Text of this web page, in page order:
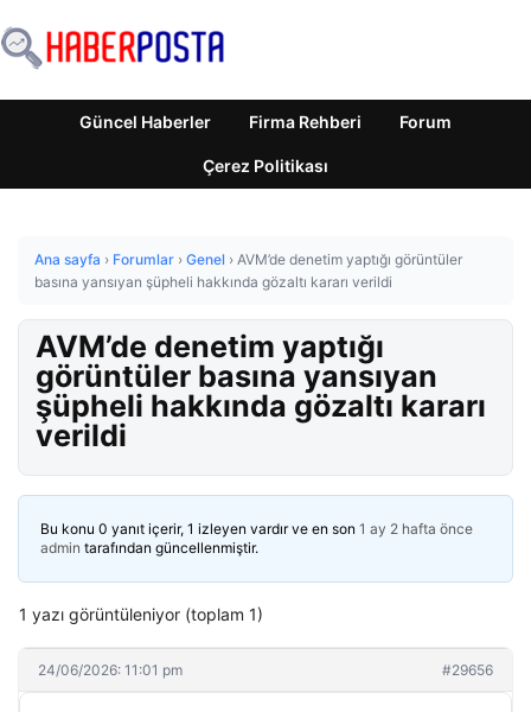
Güncel Haberler Firma Rehberi Forum
Çerez Politikası
Ana sayfa › Forumlar › Genel › AVM’de denetim yaptığı görüntüler
basına yansıyan şüpheli hakkında gözaltı kararı verildi
AVM’de denetim yaptığı
görüntüler basına yansıyan
şüpheli hakkında gözaltı kararı
verildi
Bu konu 0 yanıt içerir, 1 izleyen vardır ve en son 1 ay 2 hafta önce
admin tarafından güncellenmiştir.
1 yazı görüntüleniyor (toplam 1)
24/06/2026: 11:01 pm #29656